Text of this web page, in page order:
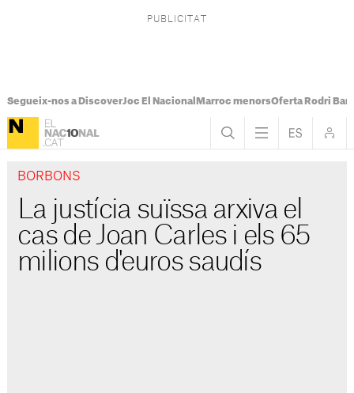
Segueix-nos a DiscoverJoc El Nacional Marroc menorsOferta Rodri
BORBONS
La justícia suïssa arxiva el
cas de Joan Carles i els 65
milions d'euros saudís